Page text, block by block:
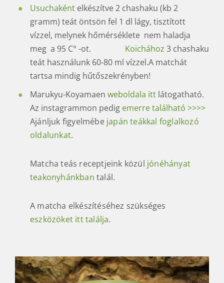
Usuchaként elkészítve 2 chashaku (kb 2
gramm) teát öntsön fel 1 dl lágy, tisztított
vízzel, melynek hőmérséklete nem haladja
meg a 95 C° -ot. Koichához 3 chashaku
teát használunk 60-80 ml vízzel.A matchát
tartsa mindig hűtőszekrényben!
Marukyu-Koyamaen weboldala itt látogatható.
Az instagrammon pedig emerre található >>>>
Ajánljuk figyelmébejapán teákkal foglalkozó
oldalunkat.
Matcha teás receptjeink közül jónéhányat
teakonyhánkban talál.
A matcha elkészítéséhez szükséges
eszközöket itt találja.